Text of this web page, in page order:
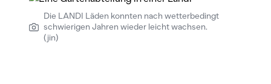
Die LANDI Läden konnten nach wetterbedingt
schwierigen Jahren wieder leicht wachsen.
(jin)